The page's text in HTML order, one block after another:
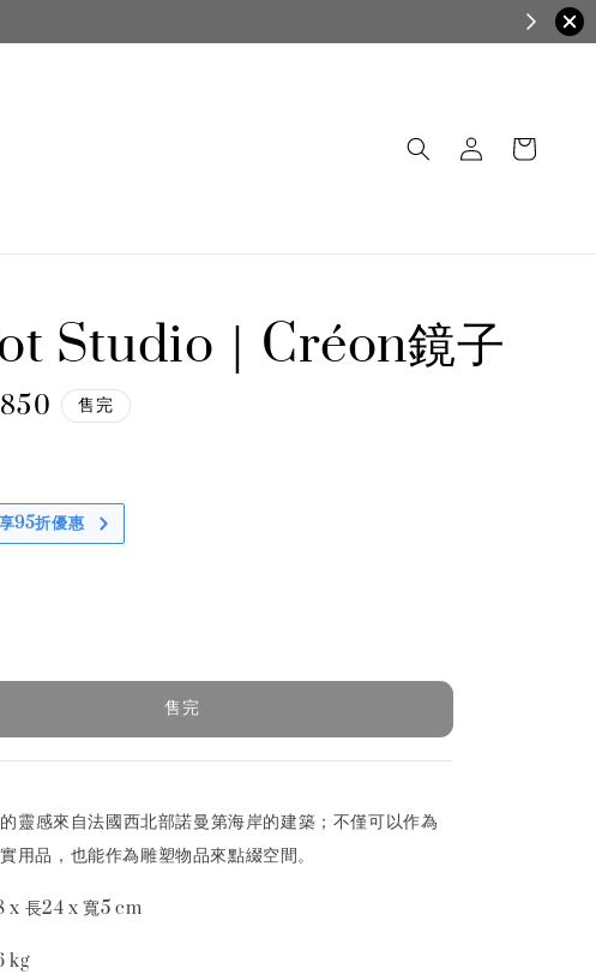
Studio｜Créon鏡子
售完
95折優惠
售完
靈感來自法國西北部諾曼第海岸的建築；不僅可以作為
用品，也能作為雕塑物品來點綴空間。
x 長24 x 寬5 cm
kg